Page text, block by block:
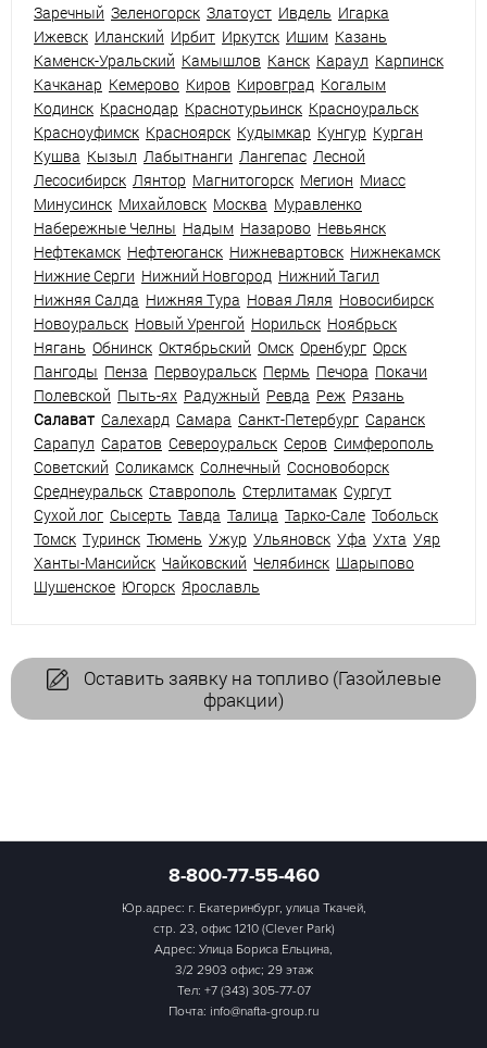
Заречный Зеленогорск Златоуст Ивдель Игарка
Ижевск Иланский Ирбит Иркутск Ишим Казань
Каменск-Уральский Камышлов Канск Караул Карпинск
Качканар Кемерово Киров Кировград Когалым
Кодинск Краснодар Краснотурьинск Красноуральск
Красноуфимск Красноярск Кудымкар Кунгур Курган
Кушва Кызыл Лабытнанги Лангепас Лесной
Лесосибирск Лянтор Магнитогорск Мегион Миасс
Минусинск Михайловск Москва Муравленко
Набережные Челны Надым Назарово Невьянск
Нефтекамск Нефтеюганск Нижневартовск Нижнекамск
Нижние Серги Нижний Новгород Нижний Тагил
Нижняя Салда Нижняя Тура Новая Ляля Новосибирск
Новоуральск Новый Уренгой Норильск Ноябрьск
Нягань Обнинск Октябрьский Омск Оренбург Орск
Пангоды Пенза Первоуральск Пермь Печора Покачи
Полевской Пыть-ях Радужный Ревда Реж Рязань
Салават Салехард Самара Санкт-Петербург Саранск
Сарапул Саратов Североуральск Серов Симферополь
Советский Соликамск Солнечный Сосновоборск
Среднеуральск Ставрополь Стерлитамак Сургут
Сухой лог Сысерть Тавда Талица Тарко-Сале Тобольск
Томск Туринск Тюмень Ужур Ульяновск Уфа Ухта Уяр
Ханты-Мансийск Чайковский Челябинск Шарыпово
Шушенское Югорск Ярославль
Оставить заявку на топливо (Газойлевые
фракции)
8-800-77-55-460
Юр.адрес: г. Екатеринбург, улица Ткачей,
стр. 23, офис 1210 (Clever Park)
Адрес: Улица Бориса Ельцина,
3/2 2903 офис; 29 этаж
Тел: +7 (343) 305-77-07
Почта: info@nafta-group.ru